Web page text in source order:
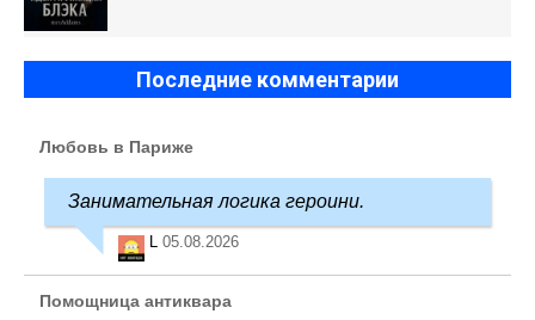
Последние комментарии
Любовь в Париже
Занимательная логика героини.
05.08.2026
Помощница антиквара